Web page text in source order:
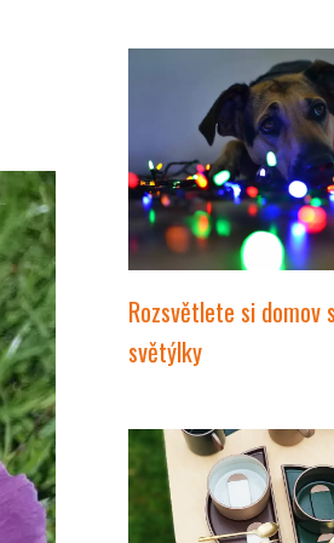
Rozsvětlete si domov
světýlky